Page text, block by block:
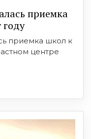
приемка
приемка школ к
центре